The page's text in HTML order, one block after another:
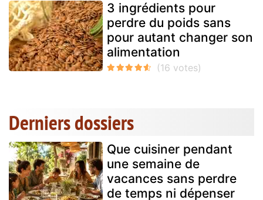
3 ingrédients pour
perdre du poids sans
pour autant changer son
alimentation
Derniers dossiers
Que cuisiner pendant
une semaine de
vacances sans perdre
de temps ni dépenser